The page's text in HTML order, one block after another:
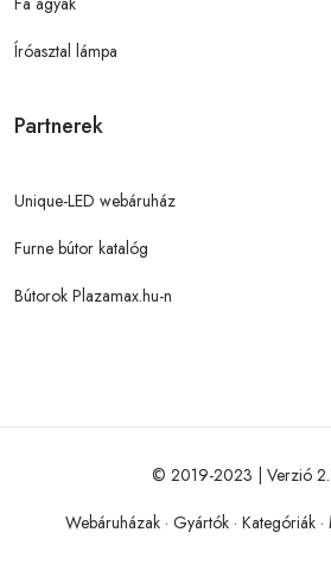
Íróasztal lámpa
Partnerek
Unique-LED webáruház
Furne bútor katalóg
Bútorok Plazamax.hu-n
© 2019-2023 | Verzió
Webáruházak · Gyártók · Kategóriák ·